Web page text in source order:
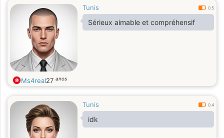
Tunis 0.5
Sérieux aimable et compréhensif
Ms4real27 anos
Tunis 0.4
idk